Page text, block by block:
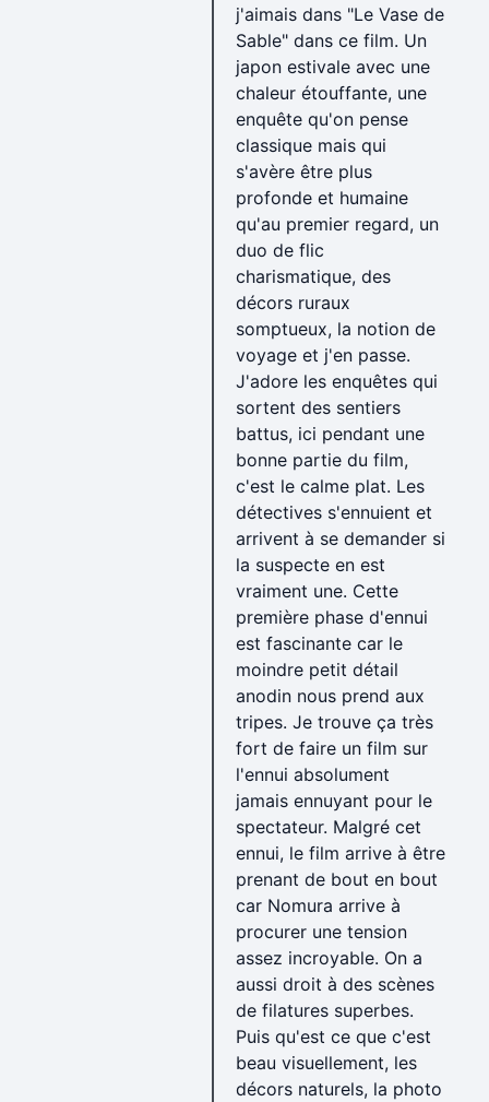
j'aimais dans "Le Vase de
Sable" dans ce film. Un
japon estivale avec une
chaleur étouffante, une
enquête qu'on pense
classique mais qui
s'avère être plus
profonde et humaine
qu'au premier regard, un
duo de flic
charismatique, des
décors ruraux
somptueux, la notion de
voyage et j'en passe.
J'adore les enquêtes qui
sortent des sentiers
battus, ici pendant une
bonne partie du film,
c'est le calme plat. Les
détectives s'ennuient et
arrivent à se demander si
la suspecte en est
vraiment une. Cette
première phase d'ennui
est fascinante car le
moindre petit détail
anodin nous prend aux
tripes. Je trouve ça très
fort de faire un film sur
l'ennui absolument
jamais ennuyant pour le
spectateur. Malgré cet
ennui, le film arrive à être
prenant de bout en bout
car Nomura arrive à
procurer une tension
assez incroyable. On a
aussi droit à des scènes
de filatures superbes.
Puis qu'est ce que c'est
beau visuellement, les
décors naturels, la photo